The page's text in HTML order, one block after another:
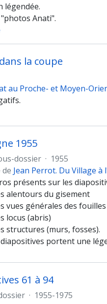
légendée.
Anati".
la coupe
au Proche- et Moyen-
1955
dossier · 1955
Jean Perrot. Du Village
présents sur les
alentours du gisement
vues générales des fouilles
locus (abris)
structures (murs, fosses).
portent une
61 à 94
· 1955-1975